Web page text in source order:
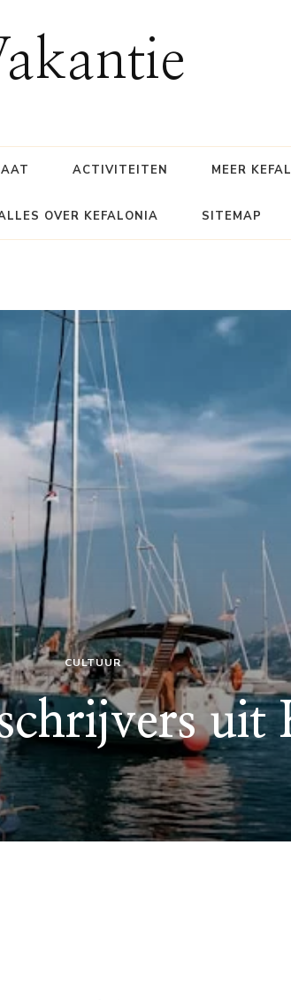
ACTIVITEITEN MEER
OVER KEFALONIA SITEMAP
CULTUUR
uit